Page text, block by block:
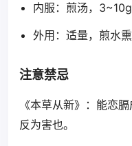
内服：煎汤，3~10g
外用：适量，煎水
注意禁忌
《本草从新》：能恋
反为害也。